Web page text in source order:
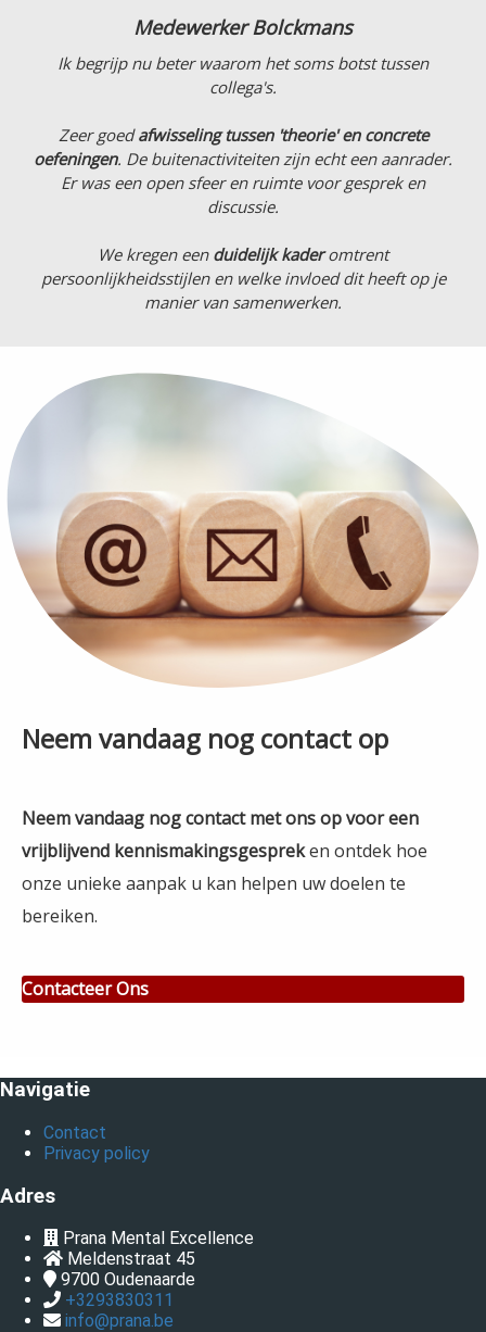
Medewerker Bolckmans
Ik begrijp nu beter waarom het soms botst tussen
collega's.
Zeer goedafwisseling tussen 'theorie' en concrete
oefeningen. De buitenactiviteiten zijn echt een aanrader.
Er was een open sfeer en ruimte voor gesprek en
discussie.
We kregen een duidelijk kaderomtrent
persoonlijkheidsstijlen en welke invloed dit heeft op je
manier van samenwerken.
Neem vandaag nog contact op
Neem vandaag nog contact met ons op voor een
vrijblijvend kennismakingsgespreken ontdek hoe
onze unieke aanpak u kan helpen uw doelen te
bereiken.
Contacteer Ons
Navigatie
Contact
Privacy policy
Adres
Prana Mental Excellence
Meldenstraat 45
9700 Oudenaarde
+3293830311
info@prana.be